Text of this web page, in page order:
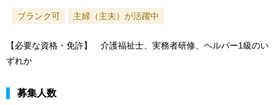
ブランク可 主婦（主夫）が活躍中
【必要な資格・免許】 介護福祉士、実務者研修、ヘルパー1級のい
ずれか
募集人数